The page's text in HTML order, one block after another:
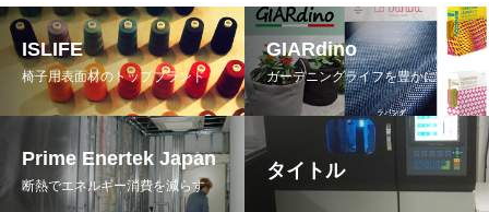
ISLIFE
椅子用表面材のトップブランド
GIARdino
ガーデニングライフを豊かに
Prime Enertek Japan
断熱でエネルギー消費を減らす
タイトル